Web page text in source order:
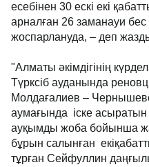
есебінен 30 ескі екі
арналған 26 заманауи
жоспарлануда, – деп
"Алматы әкімдігінің
Түрксіб ауданында
Молдағалиев –
аумағында іске
ауқымды жоба бойынша
бұрын салынған
тұрған Сейфуллин